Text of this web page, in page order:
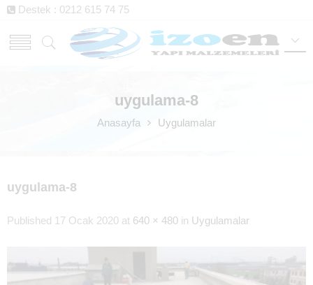
Destek : 0212 615 74 75
uygulama-8
Anasayfa Uygulamalar
uygulama-8
Published 17 Ocak 2020 at 640 × 480 in Uygulamalar